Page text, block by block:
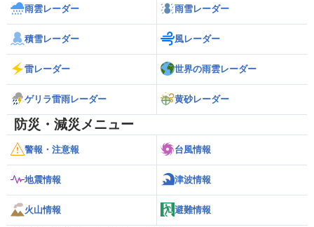
雨雲レーダー 雨雪レーダー
積雪レーダー 風レーダー
雷レーダー 世界の雨雲レーダー
ゲリラ雷雨レーダー 黄砂レーダー
防災・減災メニュー
警報・注意報 台風情報
地震情報 津波情報
火山情報 避難情報